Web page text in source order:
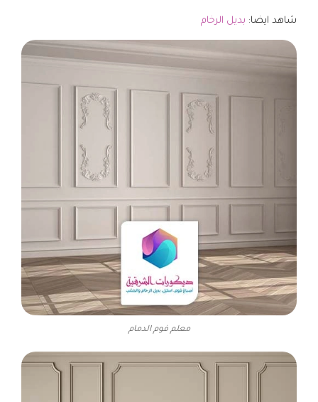
شاهد ايضا: بديل الرخام
معلم فوم الدمام